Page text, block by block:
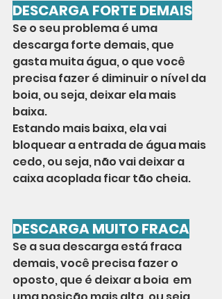
DESCARGA FORTE DEMAIS
Se o seu problema é uma
descarga forte demais, que
gasta muita água, o que você
precisa fazer é diminuir o nível da
boia, ou seja, deixar ela mais
baixa.
Estando mais baixa, ela vai
bloquear a entrada de água mais
cedo, ou seja, não vai deixar a
caixa acoplada ficar tão cheia.
DESCARGA MUITO FRACA
Se a sua descarga está fraca
demais, você precisa fazer o
oposto, que é deixar a boia  em